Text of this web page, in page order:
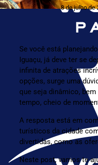
8 de julho de
Se você está
Iguaçu, já deve ter se
infinita de atrações
opções, surge uma
que seja dinâmico,
tempo, cheio de
A resposta está em
turísticos da cidade
divertidas, como as
Neste post, vamos te